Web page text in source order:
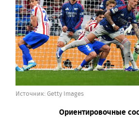
Источник: Getty Images
Ориентировочные